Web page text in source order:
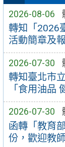
2026-08-06
轉知「2026
活動簡章及
2026-07-30
轉知臺北市
「食用油品
2026-07-30
函轉「教育
份，歡迎教